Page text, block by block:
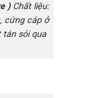
) Chất liệu:
cứng cáp ở
sỏi qua